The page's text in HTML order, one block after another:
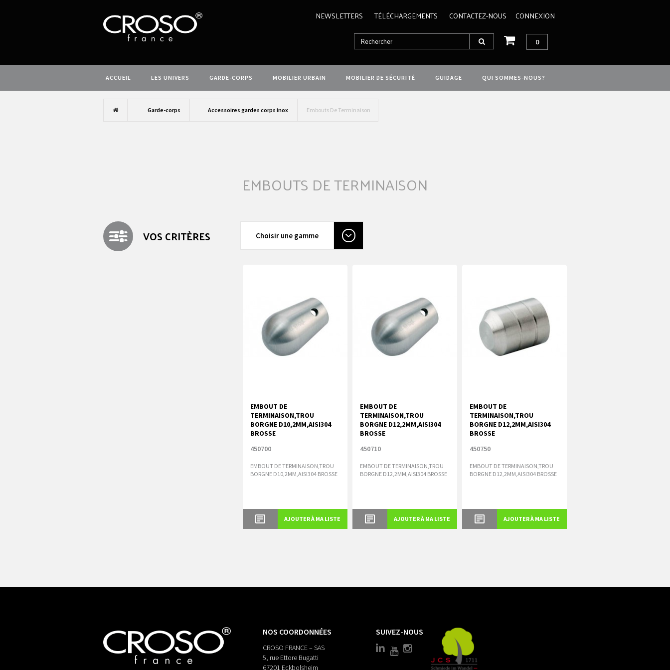
CONNEXION
NEWSLETTERS TÉLÉCHARGEMENTS CONTACTEZ-NOUS
0
ACCUEIL LES UNIVERS GARDE-CORPS MOBILIER URBAIN MOBILIER DE SÉCURITÉ GUIDAGE QUI SOMMES-NOUS?
Garde-corps Accessoires gardes corps inox Embouts De Terminaison
EMBOUTS DE TERMINAISON
VOS CRITÈRES Choisir une gamme
EMBOUT DE
TERMINAISON,TROU
BORGNE D10,2MM,AISI304
BROSSE
450700
EMBOUT DE TERMINAISON,TROU
BORGNE D10,2MM,AISI304 BROSSE
AJOUTER À MA LISTE
EMBOUT DE
TERMINAISON,TROU
BORGNE D12,2MM,AISI304
BROSSE
450710
EMBOUT DE TERMINAISON,TROU
BORGNE D12,2MM,AISI304 BROSSE
AJOUTER À MA LISTE
EMBOUT DE
TERMINAISON,TROU
BORGNE D12,2MM,AISI304
BROSSE
450750
EMBOUT DE TERMINAISON,TROU
BORGNE D12,2MM,AISI304 BROSSE
AJOUTER À MA LISTE
NOS COORDONNÉES
CROSO FRANCE – SAS
5, rue Ettore Bugatti
67201 Eckbolsheim
SUIVEZ-NOUS